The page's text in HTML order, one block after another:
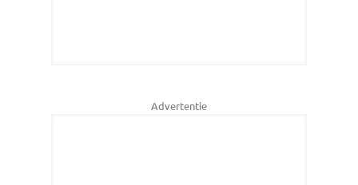
Advertentie